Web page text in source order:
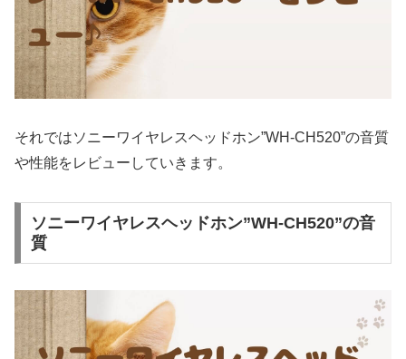
それではソニーワイヤレスヘッドホン”WH-CH520”の音質
や性能をレビューしていきます。
ソニーワイヤレスヘッドホン”WH-CH520”の音
質